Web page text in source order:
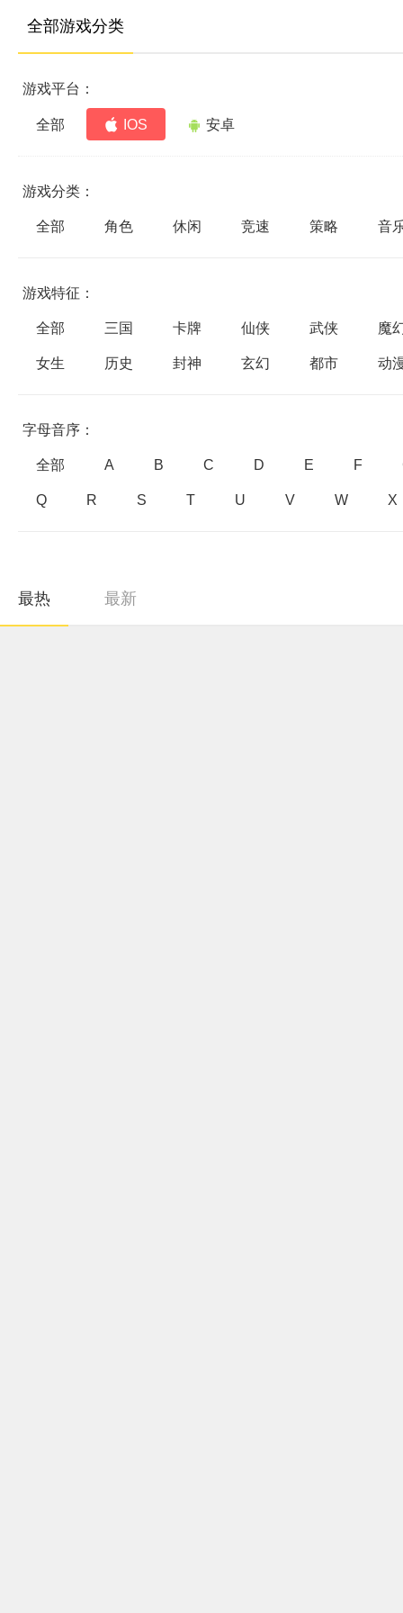
全部游戏分类
游戏平台：
全部 IOS 安卓
游戏分类：
全部 角色 休闲 竞速 策略 音
游戏特征：
全部 三国 卡牌 仙侠 武侠 魔
女生 历史 封神 玄幻 都市 动
字母音序：
全部 A B C D E F
Q R S T U V W X
最热 最新